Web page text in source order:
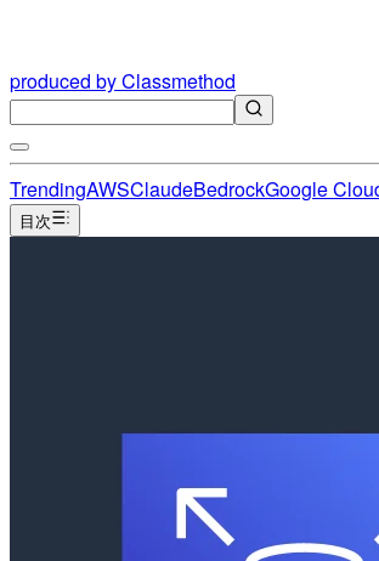
produced by Classmethod
TrendingAWSClaudeBedrockGoogle
目次